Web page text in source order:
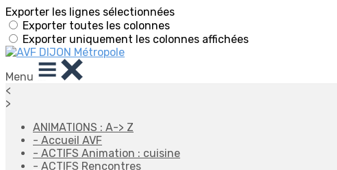
Exporter les lignes sélectionnées
Exporter toutes les colonnes
Exporter uniquement les colonnes affichées
Menu
<
>
ANIMATIONS : A-> Z
- Accueil AVF
- ACTIFS Animation : cuisine
- ACTIFS Rencontres